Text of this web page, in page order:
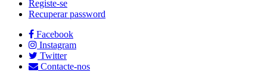
Registe-se
Recuperar password
Facebook
Instagram
Twitter
Contacte-nos